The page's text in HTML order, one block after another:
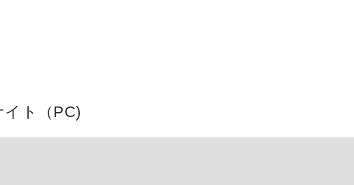
イト（PC)